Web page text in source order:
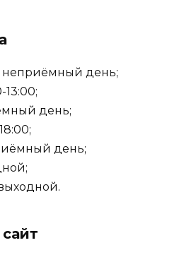
неприёмный день;
13:00;
день;
день;